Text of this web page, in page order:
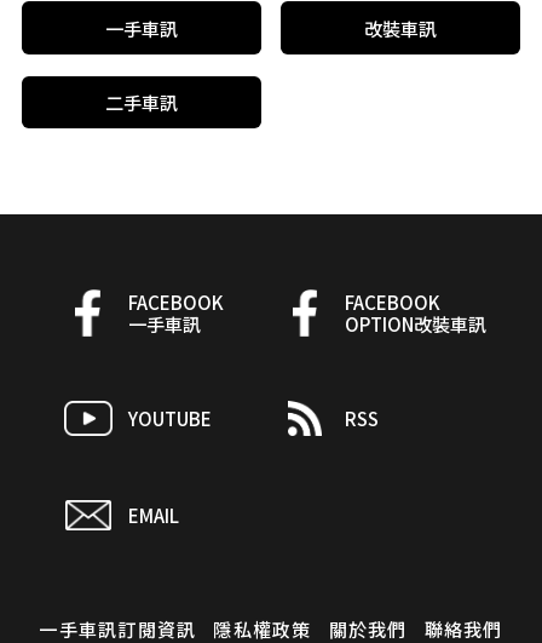
一手車訊 改裝車訊
二手車訊
FACEBOOK
一手車訊
FACEBOOK
OPTION改裝車訊
YOUTUBE RSS
EMAIL
一手車訊訂閱資訊 隱私權政策 關於我們 聯絡我們